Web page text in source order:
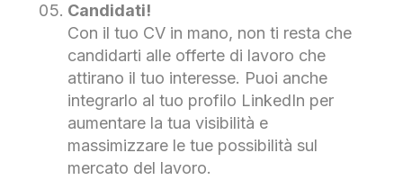
Candidati!
Con il tuo CV in mano, non ti resta che
candidarti alle offerte di lavoro che
attirano il tuo interesse. Puoi anche
integrarlo al tuo profilo LinkedIn per
aumentare la tua visibilità e
massimizzare le tue possibilità sul
mercato del lavoro.